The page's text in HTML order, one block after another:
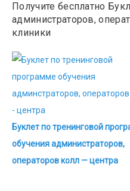
Получите бесплатно
администраторов,
клиники
Буклет по тренинговой
обучения администраторов,
операторов колл — центра